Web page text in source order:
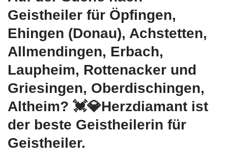
Geistheiler für Öpfingen,
Ehingen (Donau), Achstetten,
Allmendingen, Erbach,
Laupheim, Rottenacker und
Griesingen, Oberdischingen,
Altheim? 💓️💎Herzdiamant ist
der beste Geistheilerin für
Geistheiler.